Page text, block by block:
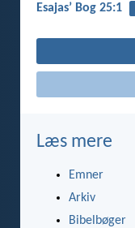
Esajasʼ Bog 25:1
Læs mere
Emner
Arkiv
Bibelbøger